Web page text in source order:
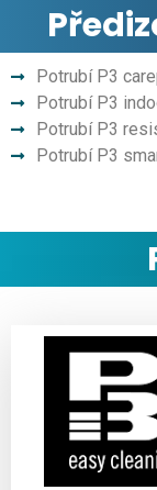
Potrubí P3
Potrubí P3
Potrubí P3
Potrubí P3